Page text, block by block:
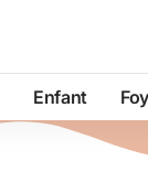
Enfant